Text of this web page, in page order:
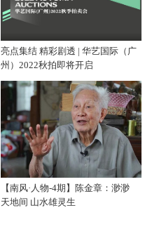
亮点集结 精彩剧透 | 华艺国际（广
州）2022秋拍即将开启
【南风·人物-4期】陈金章：渺渺
天地间 山水雄灵生